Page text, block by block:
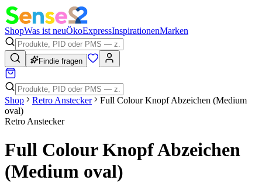
ShopWas ist neuÖkoExpressInspirationenMarken
Findie fragen
Shop Retro Anstecker
Full Colour Knopf Abzeichen (Medium
oval)
Retro Anstecker
Full Colour Knopf Abzeichen
(Medium oval)